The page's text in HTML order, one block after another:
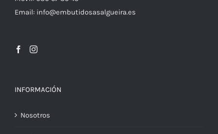
Email: info@embutidosasalgueira.es
INFORMACIÓN
Nosotros